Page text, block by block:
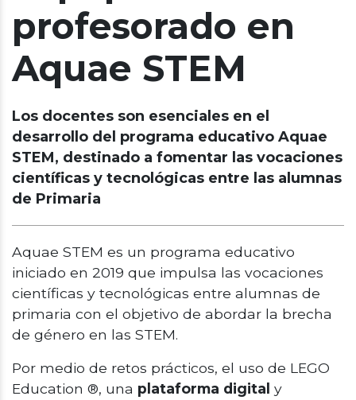
profesorado en
Aquae STEM
Los docentes son esenciales en el
desarrollo del programa educativo Aquae
STEM, destinado a fomentar las vocaciones
científicas y tecnológicas entre las alumnas
de Primaria
Aquae STEM es un programa educativo
iniciado en 2019 que impulsa las vocaciones
científicas y tecnológicas entre alumnas de
primaria con el objetivo de abordar la brecha
de género en las STEM.
Por medio de retos prácticos, el uso de LEGO
Education ®, una plataforma digital y